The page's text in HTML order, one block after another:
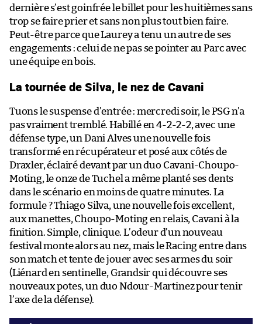
dernière s’est goinfrée le billet pour les huitièmes sans
trop se faire prier et sans non plus tout bien faire.
Peut-être parce que Laurey a tenu un autre de ses
engagements : celui de ne pas se pointer au Parc avec
une équipe en bois.
La tournée de Silva, le nez de Cavani
Tuons le suspense d’entrée : mercredi soir, le PSG n’a
pas vraiment tremblé. Habillé en 4-2-2-2, avec une
défense type, un Dani Alves une nouvelle fois
transformé en récupérateur et posé aux côtés de
Draxler, éclairé devant par un duo Cavani-Choupo-
Moting, le onze de Tuchel a même planté ses dents
dans le scénario en moins de quatre minutes. La
formule ? Thiago Silva, une nouvelle fois excellent,
aux manettes, Choupo-Moting en relais, Cavani à la
finition. Simple, clinique. L’odeur d’un nouveau
festival monte alors au nez, mais le Racing entre dans
son match et tente de jouer avec ses armes du soir
(Liénard en sentinelle, Grandsir qui découvre ses
nouveaux potes, un duo Ndour-Martinez pour tenir
l’axe de la défense).